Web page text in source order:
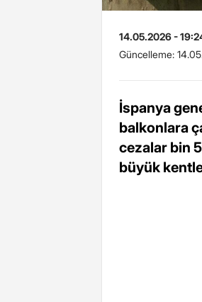
14.05.2026 -
Güncelleme:
İspanya
balkonlara
cezalar bin
büyük